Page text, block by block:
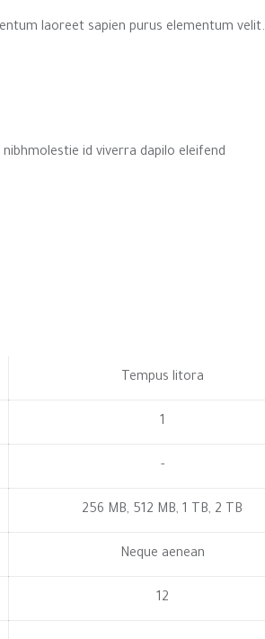
laoreet sapien purus elementum velit.
id viverra dapilo eleifend
Tempus litora
1
-
256 MB, 512 MB, 1 TB, 2 TB
Neque aenean
12